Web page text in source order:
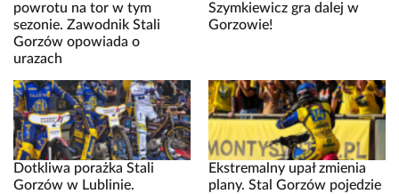
powrotu na tor w tym
sezonie. Zawodnik Stali
Gorzów opowiada o
urazach
Szymkiewicz gra dalej w
Gorzowie!
Dotkliwa porażka Stali
Gorzów w Lublinie.
Ekstremalny upał zmienia
plany. Stal Gorzów pojedzie